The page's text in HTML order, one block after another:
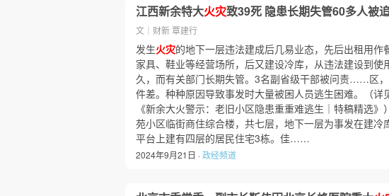
江西新余特大火灾致39死 隐患长期失管60多人被
文｜财新 覃建行
发生火灾的地下一层违法建成后几易业态，先后出租用作
家具、鞋业等经营场所，后又建设冷库，从违法建设到使
久，而有关部门长期失管。3名副省级干部被问责……区
件差。种种原因导致事发时大量被困人员逃生困难。（详
《新余大火警示：老旧小区隐患重重难逃生｜特稿精选》
苑小区临街商住综合楼，共七层，地下一层为事发在建
平台上建有四层的居民住宅3栋。佳……
2024年9月21日 ·政经频道